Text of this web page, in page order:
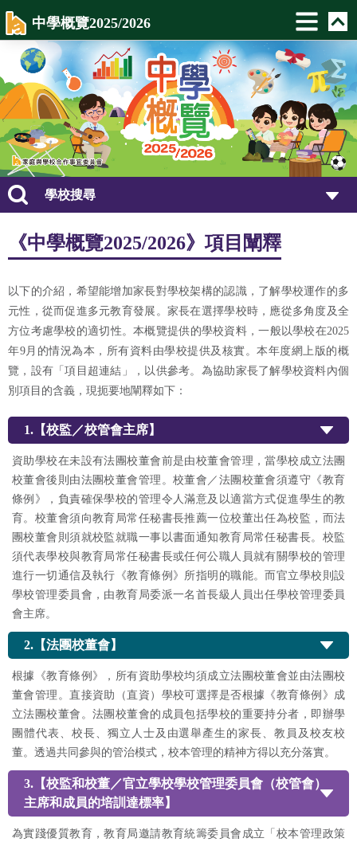
中學概覽2025/2026
學校搜尋
《中學概覽2025/2026》項目闡釋
以下的介紹，希望能增加家長對學校架構的認識，了解學校運作的多
元性，從而促進多元教育發展。家長在選擇學校時，應從多角度及全
方位考慮學校的適切性。本概覽提供的學校資料，一般以學校在2025
年9月的情況為本，所有資料由學校提供及核實。本年度網上版的概
覽，設有「項目超連結」，以供參考。為協助家長了解學校資料內個
別項目的含義，現扼要地闡釋如下：
1.【校監／校管會主席】
資助學校在未設有法團校董會前是由校董會管理，當學校成立法團
校董會後則由法團校董會管理。校董會／法團校董會須遵守《教育
條例》，負責確保學校的管理令人滿意及以適當方式促進學生的教
育。校董會須向教育局常任秘書長推薦一位校董出任為校監，而法
團校董會則須就校監就職一事以書面通知教育局常任秘書長。校監
須代表學校與教育局常任秘書長或任何公職人員就有關學校的管理
進行一切通信及執行《教育條例》所指明的職能。而官立學校則設
學校管理委員會，由教育局委派一名首長級人員出任學校管理委員
會主席。
2.【法團校董會】
根據《教育條例》，所有資助學校均須成立法團校董會並由法團校
董會管理。直接資助（直資）學校可選擇是否根據《教育條例》成
立法團校董會。法團校董會的成員包括學校的重要持分者，即辦學
團體代表、校長、獨立人士及由選舉產生的家長、教員及校友校
董。透過共同參與的管治模式，校本管理的精神方得以充分落實。
3.【校監和校董／官立學校學校管理委員會（校管會）
主席和成員的培訓達標率】
為實踐優質教育，教育局邀請教育統籌委員會成立「校本管理政策